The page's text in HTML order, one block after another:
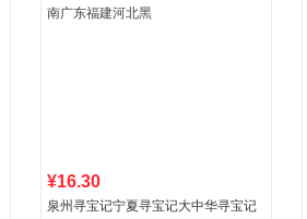
¥16.30
泉州寻宝记宁夏寻宝记大中华寻宝记